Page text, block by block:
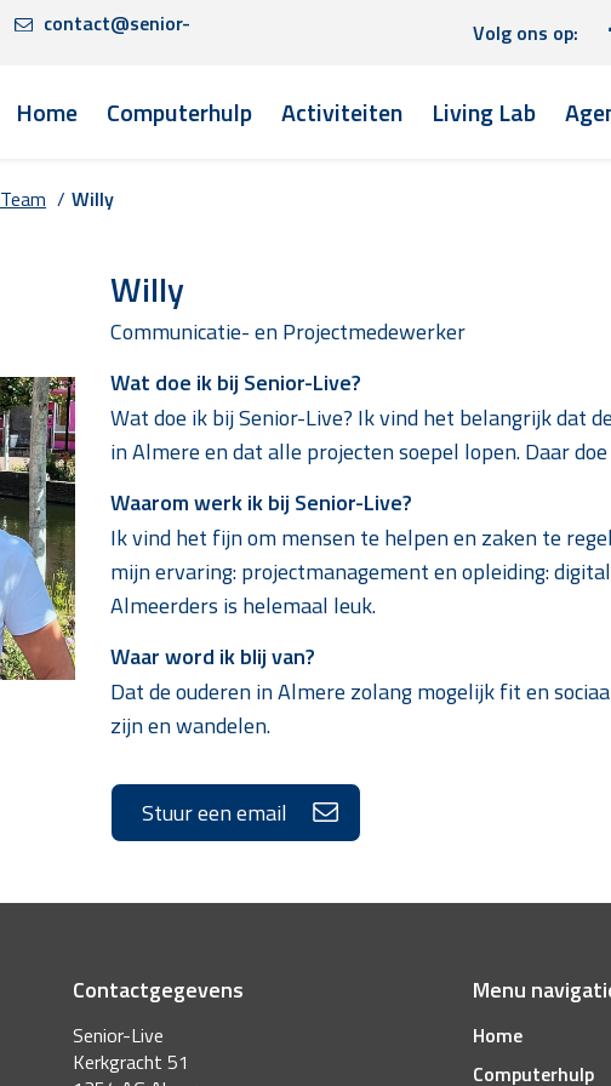
contact@senior- Volg ons op:
Home Computerhulp Activiteiten Living Lab
Team / Willy
Willy
Communicatie- en Projectmedewerker
Wat doe ik bij Senior-Live?
Wat doe ik bij Senior-Live? Ik vind het belangrijk dat
in Almere en dat alle projecten soepel lopen. Daar
Waarom werk ik bij Senior-Live?
Ik vind het fijn om mensen te helpen en zaken te
mijn ervaring: projectmanagement en opleiding:
Almeerders is helemaal leuk.
Waar word ik blij van?
Dat de ouderen in Almere zolang mogelijk fit en
zijn en wandelen.
Stuur een email
Contactgegevens
Senior-Live
Kerkgracht 51
Menu
Home
Computerhulp